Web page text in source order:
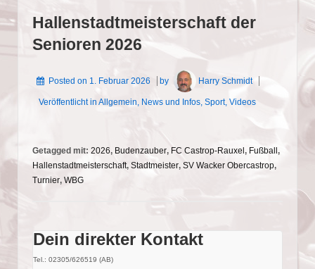
Hallenstadtmeisterschaft der
Senioren 2026
Posted on 1. Februar 2026 by Harry Schmidt
Veröffentlicht in Allgemein, News und Infos, Sport, Videos
Getagged mit: 2026, Budenzauber, FC Castrop-Rauxel, Fußball,
Hallenstadtmeisterschaft, Stadtmeister, SV Wacker Obercastrop,
Turnier, WBG
Dein direkter Kontakt
Tel.: 02305/626519 (AB)